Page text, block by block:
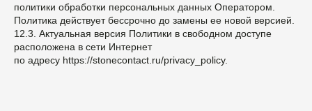
политики обработки персональных данных Оператором.
Политика действует бессрочно до замены ее новой версией.
12.3. Актуальная версия Политики в свободном доступе
расположена в сети Интернет
по адресу https://stonecontact.ru/privacy_policy.